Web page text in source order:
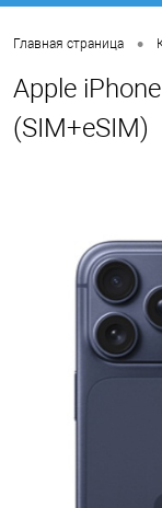
Главная страница •
Apple
(SIM+eSIM)